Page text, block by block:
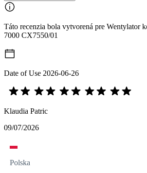
Táto recenzia bola vytvorená pre Wentylator
7000 CX7550/01
Date of Use 2026-06-26
Klaudia Patric
09/07/2026
Polska